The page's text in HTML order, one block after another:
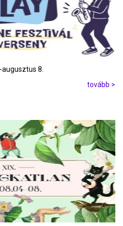
augusztus 8.
tovább >